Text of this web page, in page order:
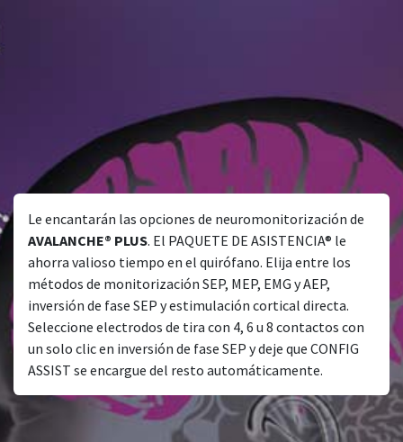
Le encantarán las opciones de neuromonitorización de
AVALANCHE® PLUS. El PAQUETE DE ASISTENCIA® le
ahorra valioso tiempo en el quirófano. Elija entre los
métodos de monitorización SEP, MEP, EMG y AEP,
inversión de fase SEP y estimulación cortical directa.
Seleccione electrodos de tira con 4, 6 u 8 contactos con
un solo clic en inversión de fase SEP y deje que CONFIG
ASSIST se encargue del resto automáticamente.